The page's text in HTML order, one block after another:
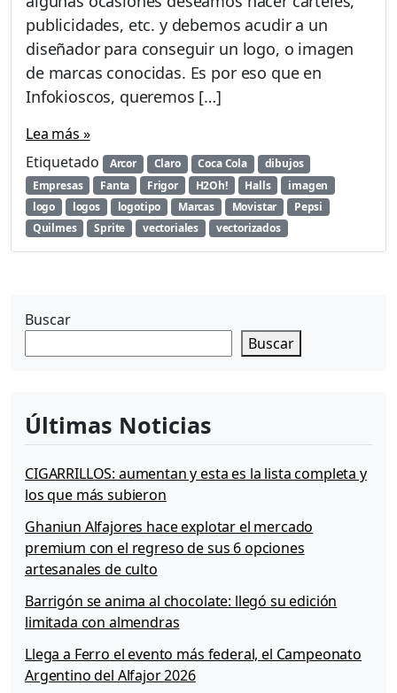
v
e
c
a
d
o
s
a
a
p
l
i
d
e
publicidades, etc. y debemos acudir a un
diseñador para conseguir un logo, o imagen
de marcas conocidas. Es por eso que en
Infokioscos, queremos […]
Lea más »
Etiquetado
Arcor Claro Coca Cola
dibujos
Empresas
Fanta Frigor H2Oh! Halls
imagen
logo
logos logotipo Marcas Movistar
Pepsi
Quilmes
Sprite vectoriales vectorizados
Buscar
Buscar
Últimas Noticias
CIGARRILLOS: aumentan y esta es la lista completa y
los que más subieron
Ghaniun Alfajores hace explotar el mercado
premium con el regreso de sus 6 opciones
artesanales de culto
Barrigón se anima al chocolate: llegó su edición
limitada con almendras
Llega a Ferro el evento más federal, el Campeonato
Argentino del Alfajor 2026